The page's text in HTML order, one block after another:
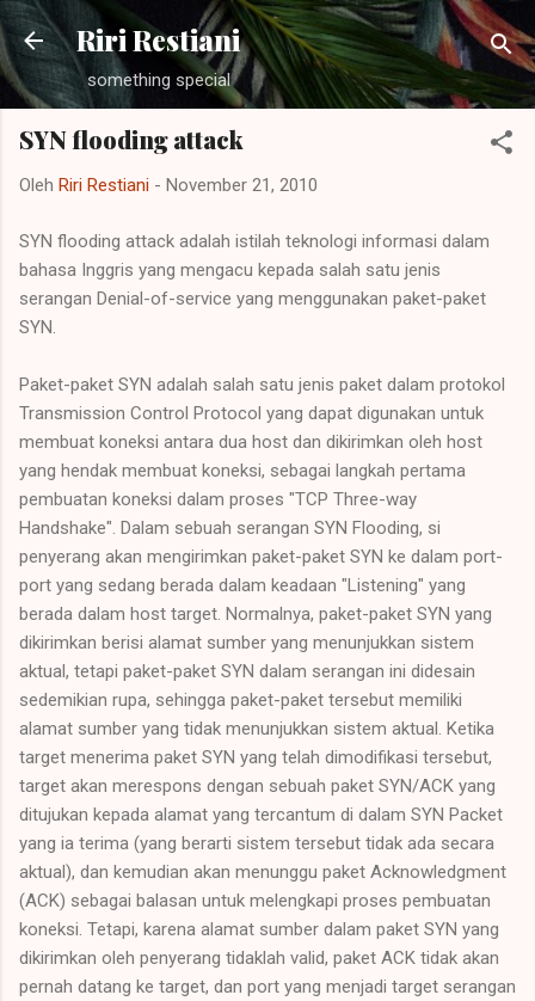
Langsung ke konten utama
Riri Restiani
something special
SYN flooding attack
Oleh Riri Restiani - November 21, 2010
SYN flooding attack adalah istilah teknologi informasi dalam
bahasa Inggris yang mengacu kepada salah satu jenis
serangan Denial-of-service yang menggunakan paket-paket
SYN.
Paket-paket SYN adalah salah satu jenis paket dalam protokol
Transmission Control Protocol yang dapat digunakan untuk
membuat koneksi antara dua host dan dikirimkan oleh host
yang hendak membuat koneksi, sebagai langkah pertama
pembuatan koneksi dalam proses "TCP Three-way
Handshake". Dalam sebuah serangan SYN Flooding, si
penyerang akan mengirimkan paket-paket SYN ke dalam port-
port yang sedang berada dalam keadaan "Listening" yang
berada dalam host target. Normalnya, paket-paket SYN yang
dikirimkan berisi alamat sumber yang menunjukkan sistem
aktual, tetapi paket-paket SYN dalam serangan ini didesain
sedemikian rupa, sehingga paket-paket tersebut memiliki
alamat sumber yang tidak menunjukkan sistem aktual. Ketika
target menerima paket SYN yang telah dimodifikasi tersebut,
target akan merespons dengan sebuah paket SYN/ACK yang
ditujukan kepada alamat yang tercantum di dalam SYN Packet
yang ia terima (yang berarti sistem tersebut tidak ada secara
aktual), dan kemudian akan menunggu paket Acknowledgment
(ACK) sebagai balasan untuk melengkapi proses pembuatan
koneksi. Tetapi, karena alamat sumber dalam paket SYN yang
dikirimkan oleh penyerang tidaklah valid, paket ACK tidak akan
pernah datang ke target, dan port yang menjadi target serangan